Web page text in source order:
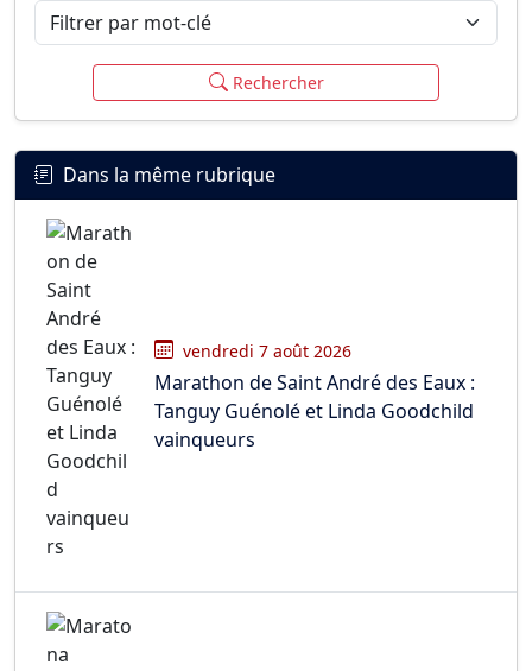
Filtrer par mot-clé
Rechercher
Dans la même rubrique
vendredi 7 août 2026
Marathon de Saint André des Eaux :
Tanguy Guénolé et Linda Goodchild
vainqueurs